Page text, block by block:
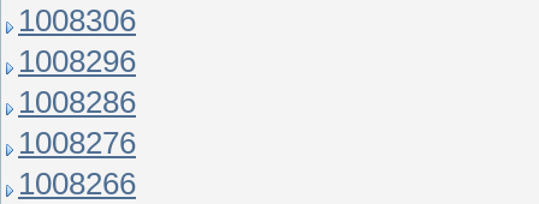
1008306
1008296
1008286
1008276
1008266